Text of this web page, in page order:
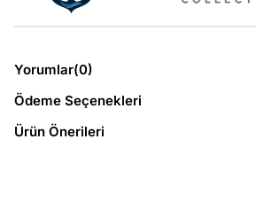
Yorumlar(0)
Ödeme Seçenekleri
Ürün Önerileri